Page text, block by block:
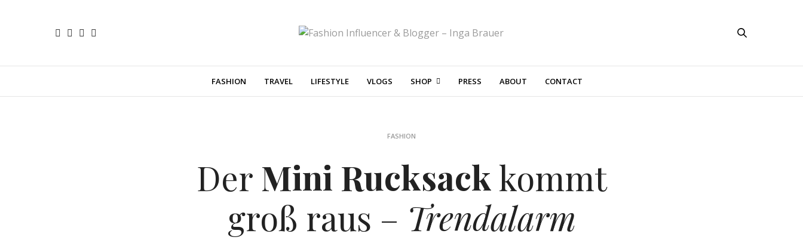
FASHION TRAVEL LIFESTYLE VLOGS SHOP PRESS ABOUT CONTACT
FASHION
Der Mini Rucksackkommt
groß raus – Trendalarm